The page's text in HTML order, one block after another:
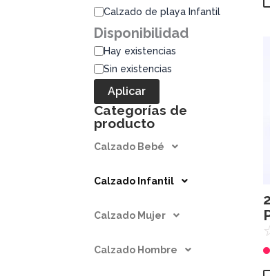
Calzado de playa Infantil
Disponibilidad
Hay existencias
Sin existencias
Aplicar
Categorías de
producto
Calzado Bebé
Calzado Infantil
Calzado Mujer
Calzado Hombre